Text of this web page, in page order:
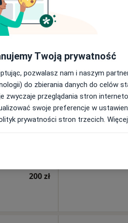
od 200 zł
200 zł
Dziś
8 Sie
Twoją prywatność
pozwalasz nam i naszym
do zbierania danych do celów
zwyczaje przeglądania stron
swoje preferencje w
prywatności stron trzecich.